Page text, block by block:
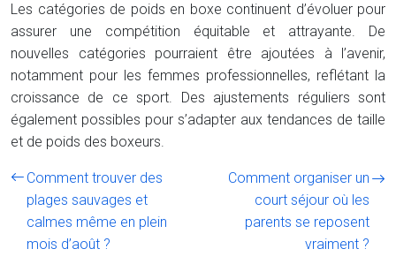
Les catégories de poids en boxe continuent d’évoluer pour
assurer une compétition équitable et attrayante. De
nouvelles catégories pourraient être ajoutées à l’avenir,
notamment pour les femmes professionnelles, reflétant la
croissance de ce sport. Des ajustements réguliers sont
également possibles pour s’adapter aux tendances de taille
et de poids des boxeurs.
Comment trouver des
plages sauvages et
calmes même en plein
mois d’août ?
Comment organiser un
court séjour où les
parents se reposent
vraiment ?